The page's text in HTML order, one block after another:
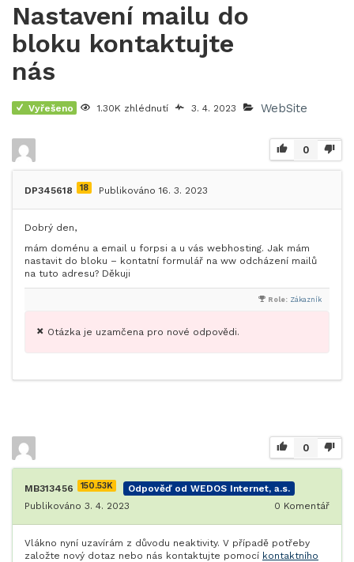
Nastavení mailu do
bloku kontaktujte
nás
Vyřešeno 1.30K zhlédnutí 3. 4. 2023 WebSite
0
DP345618 18 Publikováno 16. 3. 2023
Dobrý den,
mám doménu a email u forpsi a u vás webhosting. Jak mám
nastavit do bloku – kontatní formulář na ww odcházení mailů
na tuto adresu? Děkuji
Role: Zákazník
Otázka je uzamčena pro nové odpovědi.
0
MB313456 150.53K
Odpověď od WEDOS Internet, a.s.
Publikováno 3. 4. 2023
0 Komentář
Vlákno nyní uzavírám z důvodu neaktivity. V případě potřeby
založte nový dotaz nebo nás kontaktujte pomocí kontaktního